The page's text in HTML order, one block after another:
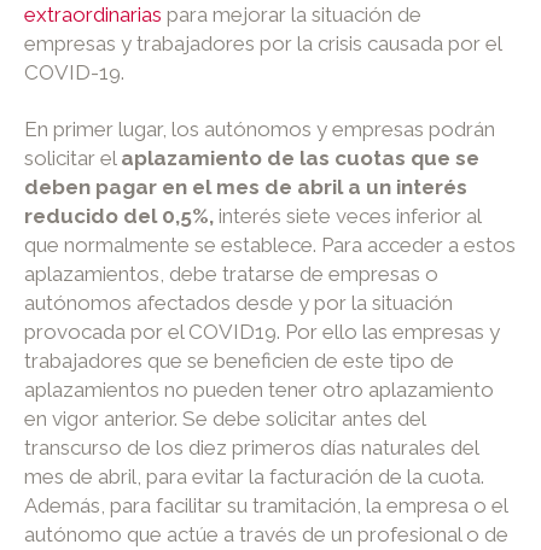
extraordinarias para mejorar la situación de
empresas y trabajadores por la crisis causada por el
COVID-19.
En primer lugar, los autónomos y empresas podrán
solicitar el aplazamiento de las cuotas que se
deben pagar en el mes de abril a un interés
reducido del 0,5%, interés siete veces inferior al
que normalmente se establece. Para acceder a estos
aplazamientos, debe tratarse de empresas o
autónomos afectados desde y por la situación
provocada por el COVID19. Por ello las empresas y
trabajadores que se beneficien de este tipo de
aplazamientos no pueden tener otro aplazamiento
en vigor anterior. Se debe solicitar antes del
transcurso de los diez primeros días naturales del
mes de abril, para evitar la facturación de la cuota.
Además, para facilitar su tramitación, la empresa o el
autónomo que actúe a través de un profesional o de